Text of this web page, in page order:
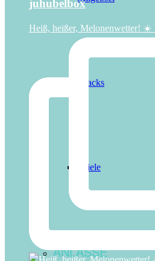
Snacks
Spiele
ANLÄSSE
juhubelbox
Heiß, heißer, Melonenwetter! ☀️